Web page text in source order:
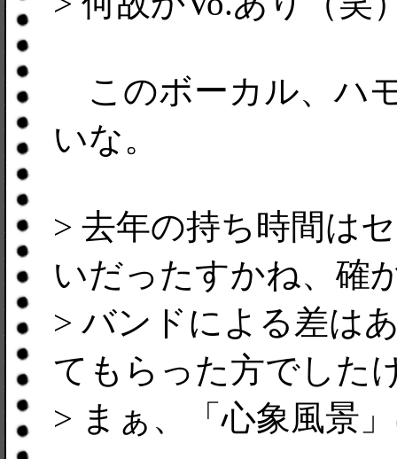
このボーカル、ハ
いな。
> 去年の持ち時間は
いだったすかね、確
> バンドによる差は
てもらった方でした
> まぁ、「心象風景